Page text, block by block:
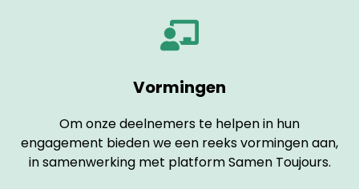
Vormingen
Om onze deelnemers te helpen in hun
engagement bieden we een reeks vormingen aan,
in samenwerking met platformSamen Toujours.